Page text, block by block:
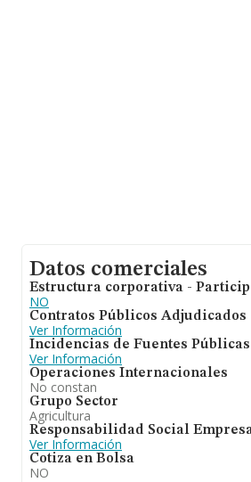
Datos comerciales
Estructura corporativa -
NO
Contratos Públicos Adjudicados
Ver Información
Incidencias de Fuentes Públicas
Ver Información
Operaciones Internacionales
No constan
Grupo Sector
Agricultura
Responsabilidad Social
Ver Información
Cotiza en Bolsa
NO